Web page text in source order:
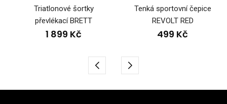
Triatlonové šortky
převlékací BRETT
1 899 Kč
Tenká sportovní čepice
REVOLT RED
499 Kč